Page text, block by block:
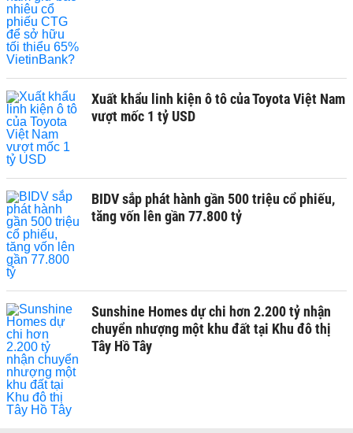
Xuất khẩu linh kiện ô tô của Toyota Việt Nam
vượt mốc 1 tỷ USD
BIDV sắp phát hành gần 500 triệu cổ phiếu,
tăng vốn lên gần 77.800 tỷ
Sunshine Homes dự chi hơn 2.200 tỷ nhận
chuyển nhượng một khu đất tại Khu đô thị
Tây Hồ Tây